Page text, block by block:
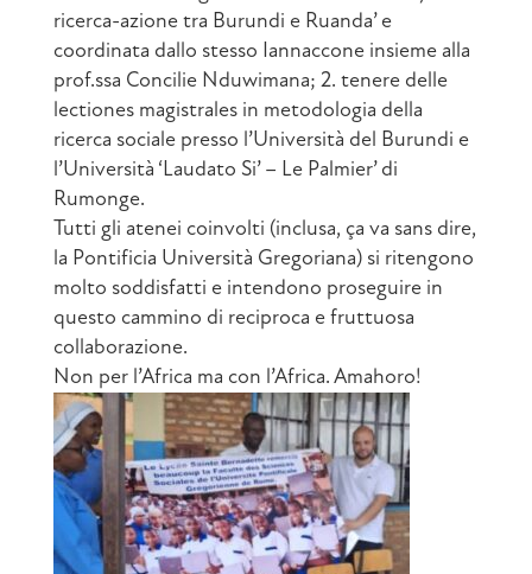
ricerca-azione tra Burundi e Ruanda’ e
coordinata dallo stesso Iannaccone insieme alla
prof.ssa Concilie Nduwimana; 2. tenere delle
lectiones magistrales in metodologia della
ricerca sociale presso l’Università del Burundi e
l’Università ‘Laudato Si’ – Le Palmier’ di
Rumonge.
Tutti gli atenei coinvolti (inclusa, ça va sans dire,
la Pontificia Università Gregoriana) si ritengono
molto soddisfatti e intendono proseguire in
questo cammino di reciproca e fruttuosa
collaborazione.
Non per l’Africa ma con l’Africa. Amahoro!